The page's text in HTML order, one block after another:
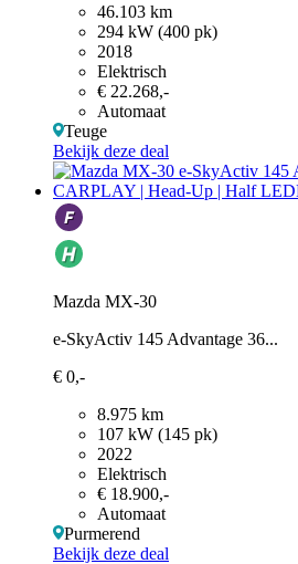
46.103 km
294 kW (400 pk)
2018
Elektrisch
€ 22.268,-
Automaat
Teuge
Bekijk deze deal
Mazda MX-30
e-SkyActiv 145 Advantage 36...
€ 0,-
8.975 km
107 kW (145 pk)
2022
Elektrisch
€ 18.900,-
Automaat
Purmerend
Bekijk deze deal